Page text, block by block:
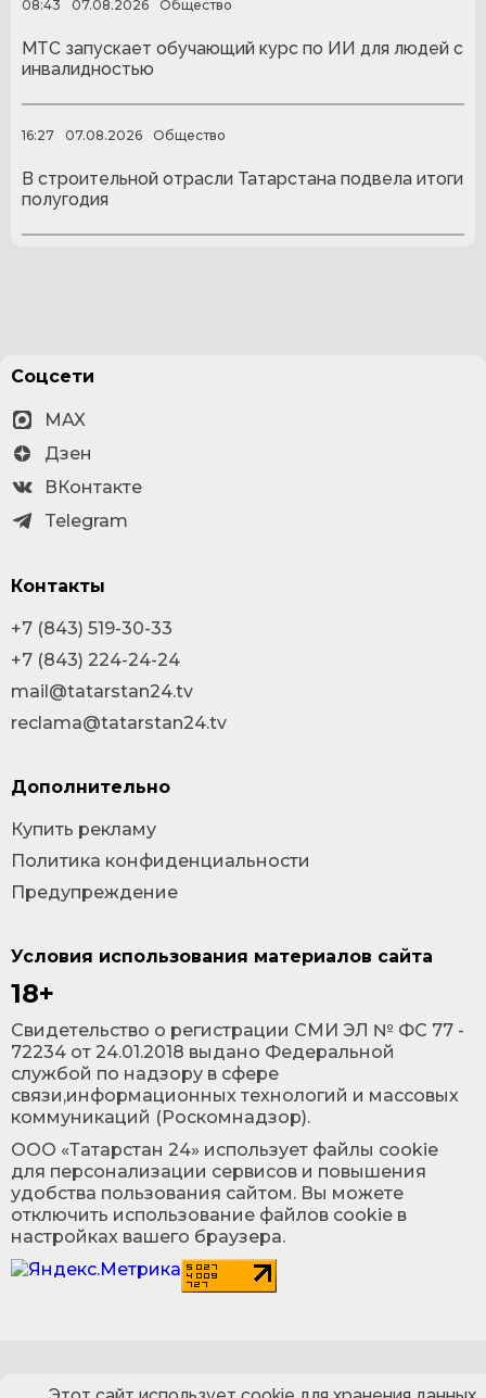
08:43 07.08.2026 Общество
МТС запускает обучающий курс по ИИ для людей с
инвалидностью
16:27 07.08.2026 Общество
В строительной отрасли Татарстана подвела итоги
полугодия
Условия использования материалов сайта
18+
Cвидетельство о регистрации СМИ ЭЛ № ФС 77 -
72234 от 24.01.2018 выдано Федеральной
службой по надзору в сфере
связи,информационных технологий и массовых
коммуникаций (Роскомнадзор).
ООО «Татарстан 24» использует файлы cookie
для персонализации сервисов и повышения
удобства пользования сайтом. Вы можете
отключить использование файлов cookie в
настройках вашего браузера.
Соцсети
MAX
Дзен
ВКонтакте
Telegram
Контакты
+7 (843) 519-30-33
+7 (843) 224-24-24
mail@tatarstan24.tv
reclama@tatarstan24.tv
Дополнительно
Купить рекламу
Политика конфиденциальности
Предупреждение